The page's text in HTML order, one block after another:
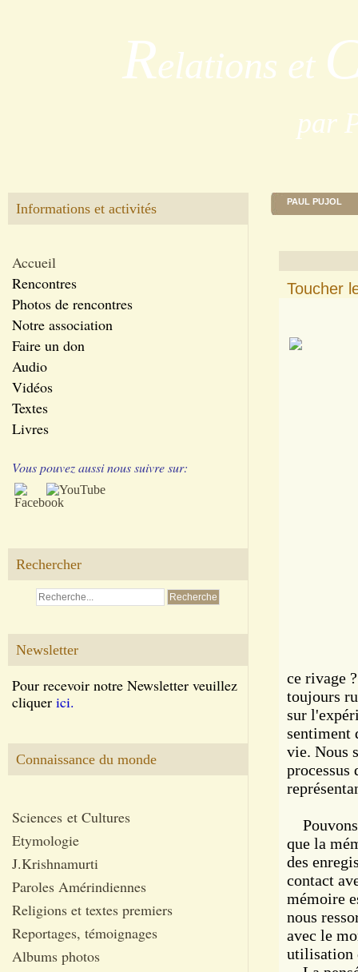
Relations et
par
Informations et activités
Accueil
Rencontres
Photos de rencontres
Notre association
Faire un don
Audio
Vidéos
Textes
Livres
Vous pouvez aussi nous suivre sur:
Rechercher
Newsletter
Pour recevoir notre Newsletter veuillez
cliquer ici.
Connaissance du monde
Sciences et Cultures
Etymologie
J.Krishnamurti
Paroles Amérindiennes
Religions et textes premiers
Reportages, témoignages
Albums photos
PAUL PUJOL
Toucher
ce rivage
toujours
sur
sentiment
vie. Nous
processus
que la
des
contact
mémoire
nous
avec le
utilisation